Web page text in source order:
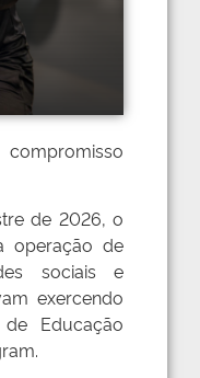
de 2026, o
operação de
sociais e
exercendo
Educação